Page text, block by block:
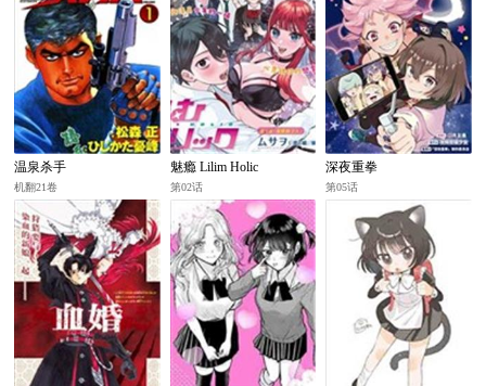
温泉杀手
机翻21卷
魅瘾 Lilim Holic
第02话
深夜重拳
第05话